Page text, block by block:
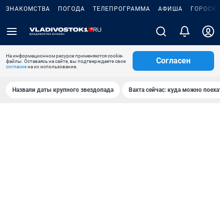
ЗНАКОМСТВА ПОГОДА ТЕЛЕПРОГРАММА АФИША
На информационном ресурсе применяются cookie-
файлы. Оставаясь на сайте, вы подтверждаете свое
согласиена их использование.
Согласен
Назвали даты крупного звездопада Вахта сейчас: куда можно